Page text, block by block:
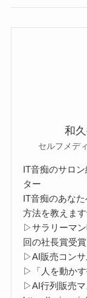
和
セルフメデ
IT音痴のサロ
ター
IT音痴のあな
方法を教えま
▷サラリーマ
回の社長賞受賞
▷AI販売コン
▷「人を動か
▷AI行列販売マ